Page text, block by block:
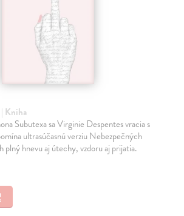
| Kniha
Subutexa sa Virginie Despentes vracia s
ultrasúčasnú verziu Nebezpečných
plný hnevu aj útechy, vzdoru aj prijatia.